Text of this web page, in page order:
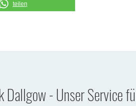
teilen
Dallgow - Unser Service